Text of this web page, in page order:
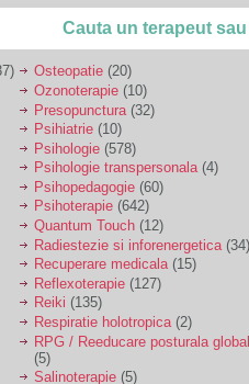
Cauta un terapeut sau
Osteopatie (20)
Ozonoterapie (10)
Presopunctura (32)
Psihiatrie (10)
Psihologie (578)
Psihologie transpersonala(4)
Psihopedagogie (60)
Psihoterapie (642)
Quantum Touch (12)
Radiestezie si inforenergetica (34)
Recuperare medicala(15)
Reflexoterapie (127)
Reiki (135)
Respiratie holotropica(2)
RPG / Reeducare posturala
(5)
Salinoterapie (5)